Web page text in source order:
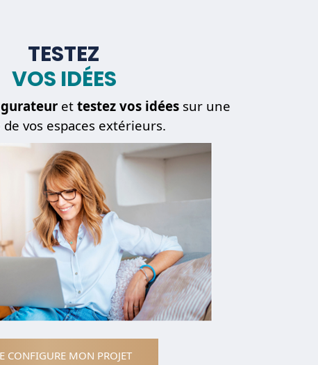
TESTEZ
VOS IDÉES
et testez vos idéessur une
de vos espaces extérieurs.
CONFIGURE MON PROJET